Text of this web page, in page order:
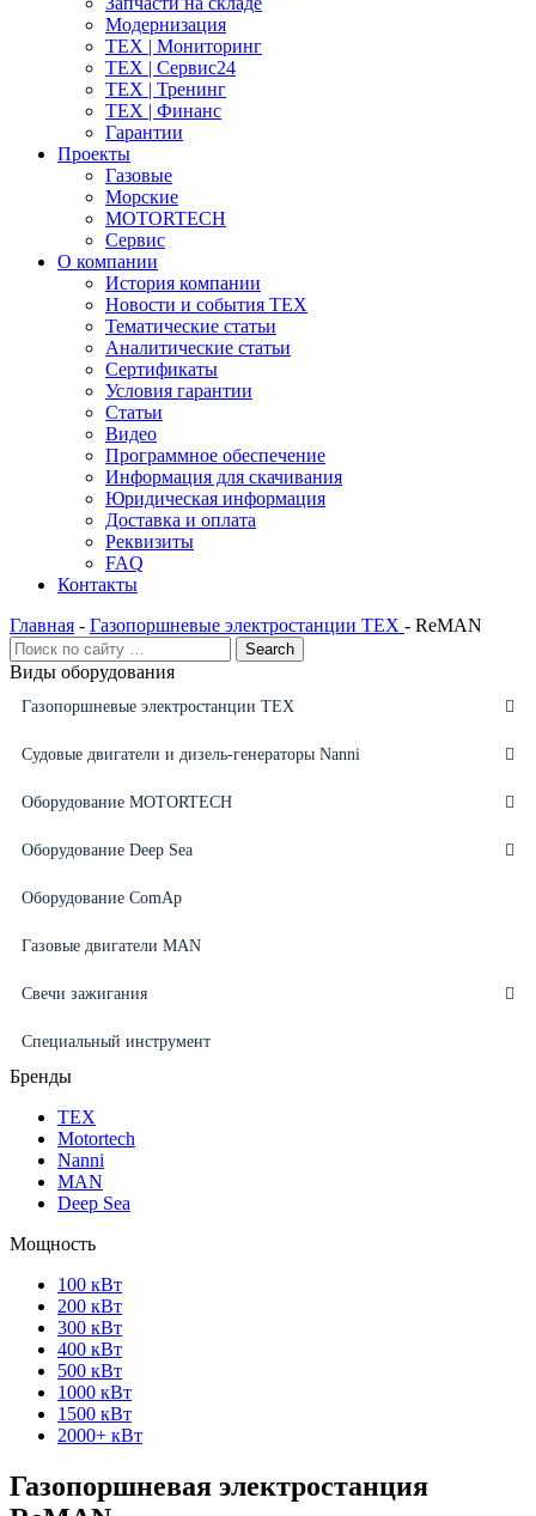
Модернизация
ТЕХ | Мониторинг
ТЕХ | Сервис24
ТЕХ | Тренинг
ТЕХ | Финанс
Гарантии
Проекты
Газовые
Морские
MOTORTECH
Сервис
О компании
История компании
Новости и события ТЕХ
Тематические статьи
Аналитические статьи
Сертификаты
Условия гарантии
Статьи
Видео
Программное обеспечение
Информация для скачивания
Юридическая информация
Доставка и оплата
Реквизиты
FAQ
Контакты
Главная - Газопоршневые электростанции ТЕХ - ReMAN
Виды оборудования
Газопоршневые электростанции ТЕХ
Судовые двигатели и дизель-генераторы Nanni
Оборудование MOTORTECH
Оборудование Deep Sea
Оборудование ComAp
Газовые двигатели MAN
Свечи зажигания
Специальный инструмент
Бренды
ТЕХ
Motortech
Nanni
MAN
Deep Sea
Мощность
100 кВт
200 кВт
300 кВт
400 кВт
500 кВт
1000 кВт
1500 кВт
2000+ кВт
Газопоршневая электростанция